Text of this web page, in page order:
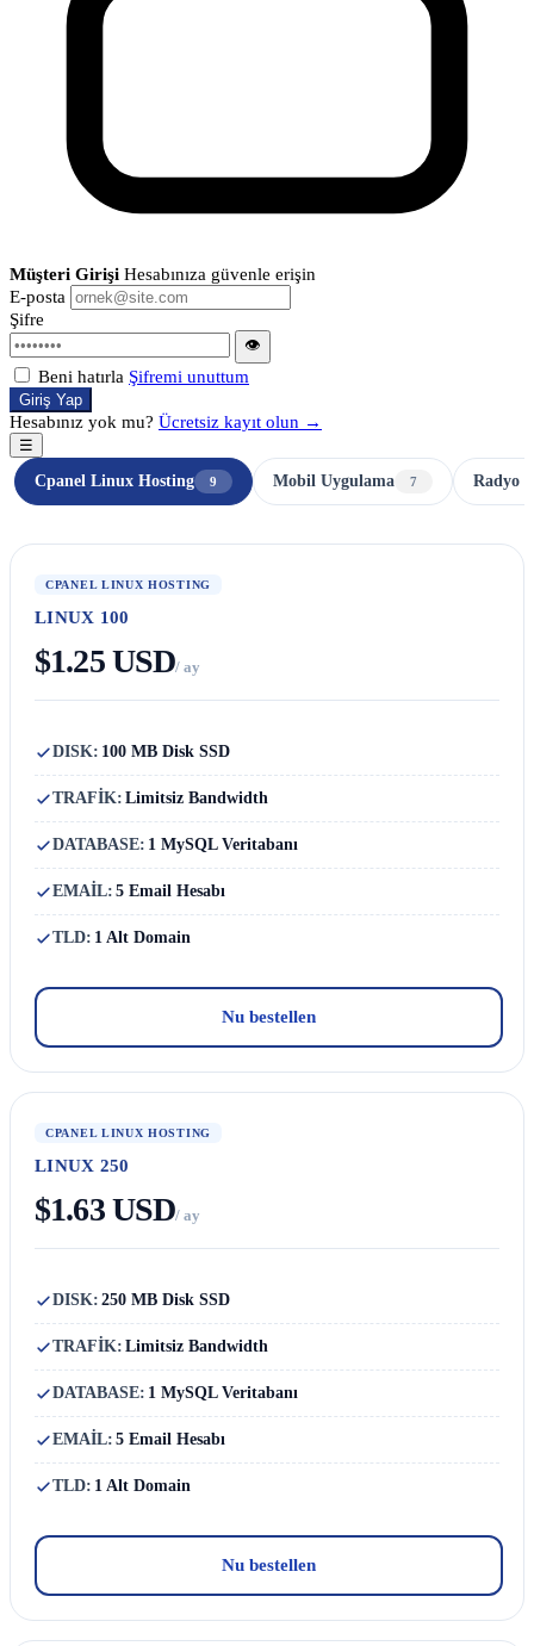
Müşteri Girişi Hesabınıza güvenle erişin
E-posta
Şifre
👁
Beni hatırla Şifremi unuttum
Giriş Yap
Hesabınız yok mu? Ücretsiz kayıt olun →
☰
Cpanel Linux Hosting
9 Mobil Uygulama 7 Radyo
CPANEL LINUX HOSTING
LINUX 100
$1.25 USD/ ay
DISK: 100 MB Disk SSD
TRAFİK: Limitsiz Bandwidth
DATABASE: 1 MySQL Veritabanı
EMAİL: 5 Email Hesabı
TLD: 1 Alt Domain
Nu bestellen
CPANEL LINUX HOSTING
LINUX 250
$1.63 USD/ ay
DISK: 250 MB Disk SSD
TRAFİK: Limitsiz Bandwidth
DATABASE: 1 MySQL Veritabanı
EMAİL: 5 Email Hesabı
TLD: 1 Alt Domain
Nu bestellen